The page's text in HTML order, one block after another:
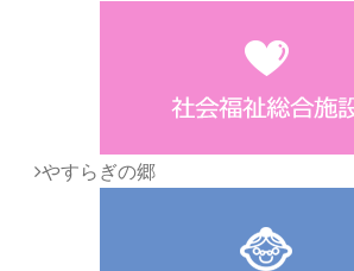
やすらぎの郷